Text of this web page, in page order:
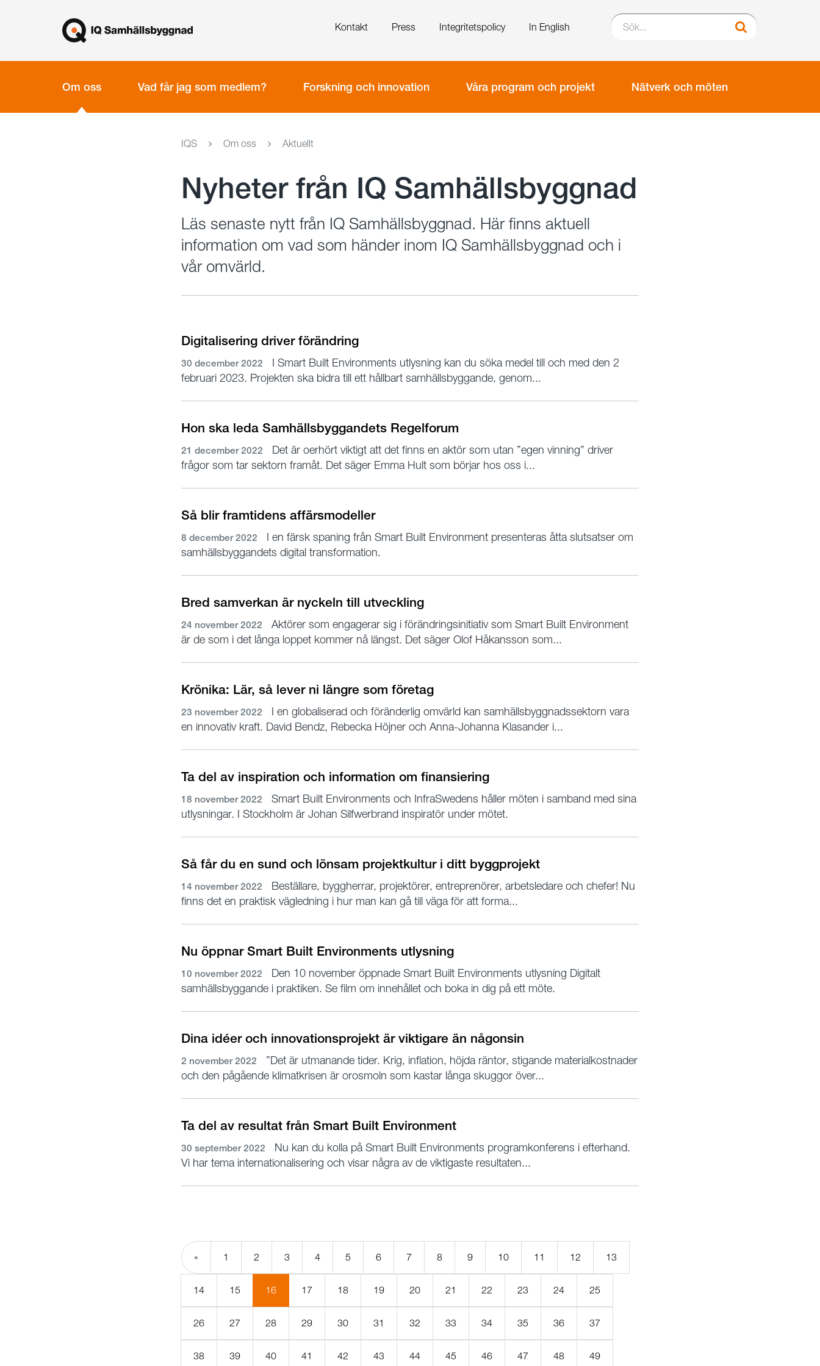
Kontakt Press Integritetspolicy In English
Om oss Vad får jag som medlem? Forskning och innovation Våra program och projekt Nätverk och möten
IQS Om oss Aktuellt
Nyheter från IQ Samhällsbyggnad
Läs senaste nytt från IQ Samhällsbyggnad. Här finns aktuell
information om vad som händer inom IQ Samhällsbyggnad och i
vår omvärld.
Digitalisering driver förändring
30 december 2022
I Smart Built Environments utlysning kan du söka medel till och med den 2
februari 2023. Projekten ska bidra till ett hållbart samhällsbyggande, genom...
Hon ska leda Samhällsbyggandets Regelforum
21 december 2022
Det är oerhört viktigt att det finns en aktör som utan ”egen vinning” driver
frågor som tar sektorn framåt. Det säger Emma Hult som börjar hos oss i...
Så blir framtidens affärsmodeller
8 december 2022
I en färsk spaning från Smart Built Environment presenteras åtta slutsatser om
samhällsbyggandets digital transformation.
Bred samverkan är nyckeln till utveckling
24 november 2022
Aktörer som engagerar sig i förändringsinitiativ som Smart Built Environment
är de som i det långa loppet kommer nå längst. Det säger Olof Håkansson som...
Krönika: Lär, så lever ni längre som företag
23 november 2022
I en globaliserad och föränderlig omvärld kan samhällsbyggnadssektorn vara
en innovativ kraft. David Bendz, Rebecka Höjner och Anna-Johanna Klasander i...
Ta del av inspiration och information om finansiering
18 november 2022
Smart Built Environments och InfraSwedens håller möten i samband med sina
utlysningar. I Stockholm är Johan Silfwerbrand inspiratör under mötet.
Så får du en sund och lönsam projektkultur i ditt byggprojekt
14 november 2022
Beställare, byggherrar, projektörer, entreprenörer, arbetsledare och chefer! Nu
finns det en praktisk vägledning i hur man kan gå till väga för att forma...
Nu öppnar Smart Built Environments utlysning
10 november 2022
Den 10 november öppnade Smart Built Environments utlysning Digitalt
samhällsbyggande i praktiken. Se film om innehållet och boka in dig på ett möte.
Dina idéer och innovationsprojekt är viktigare än någonsin
2 november 2022
”Det är utmanande tider. Krig, inflation, höjda räntor, stigande materialkostnader
och den pågående klimatkrisen är orosmoln som kastar långa skuggor över...
Ta del av resultat från Smart Built Environment
30 september 2022
Nu kan du kolla på Smart Built Environments programkonferens i efterhand.
Vi har tema internationalisering och visar några av de viktigaste resultaten...
« 1 2 3 4 5 6 7 8 9 10 11 12 13
14 15 16(Aktuell17 18 19 20 21 22 23 24 25
26 27 28 29 30 31 32 33 34 35 36 37
38 39 40 41 42 43 44 45 46 47 48 49